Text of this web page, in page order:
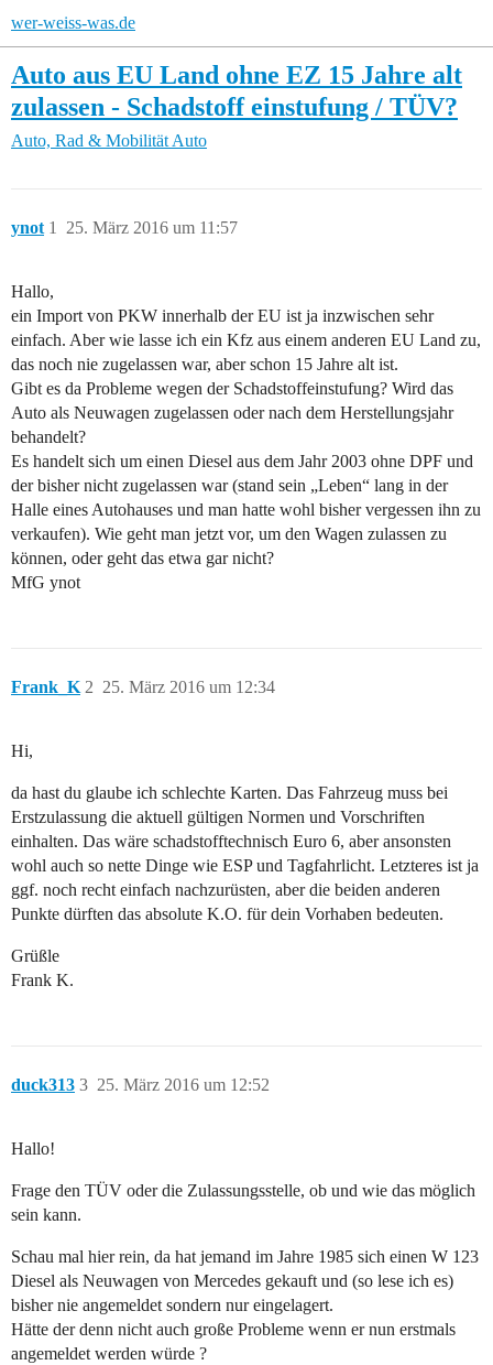
wer-weiss-was.de
Auto aus EU Land ohne EZ 15 Jahre alt
zulassen - Schadstoff einstufung / TÜV?
Auto, Rad & Mobilität Auto
ynot 25. März 2016 um 11:57
1
Hallo,
ein Import von PKW innerhalb der EU ist ja inzwischen sehr
einfach. Aber wie lasse ich ein Kfz aus einem anderen EU Land zu,
das noch nie zugelassen war, aber schon 15 Jahre alt ist.
Gibt es da Probleme wegen der Schadstoffeinstufung? Wird das
Auto als Neuwagen zugelassen oder nach dem Herstellungsjahr
behandelt?
Es handelt sich um einen Diesel aus dem Jahr 2003 ohne DPF und
der bisher nicht zugelassen war (stand sein „Leben“ lang in der
Halle eines Autohauses und man hatte wohl bisher vergessen ihn zu
verkaufen). Wie geht man jetzt vor, um den Wagen zulassen zu
können, oder geht das etwa gar nicht?
MfG ynot
Frank_K 25. März 2016 um 12:34
2
Hi,
da hast du glaube ich schlechte Karten. Das Fahrzeug muss bei
Erstzulassung die aktuell gültigen Normen und Vorschriften
einhalten. Das wäre schadstofftechnisch Euro 6, aber ansonsten
wohl auch so nette Dinge wie ESP und Tagfahrlicht. Letzteres ist ja
ggf. noch recht einfach nachzurüsten, aber die beiden anderen
Punkte dürften das absolute K.O. für dein Vorhaben bedeuten.
Grüßle
Frank K.
duck313 25. März 2016 um 12:52
3
Hallo!
Frage den TÜV oder die Zulassungsstelle, ob und wie das möglich
sein kann.
Schau mal hier rein, da hat jemand im Jahre 1985 sich einen W 123
Diesel als Neuwagen von Mercedes gekauft und (so lese ich es)
bisher nie angemeldet sondern nur eingelagert.
Hätte der denn nicht auch große Probleme wenn er nun erstmals
angemeldet werden würde ?